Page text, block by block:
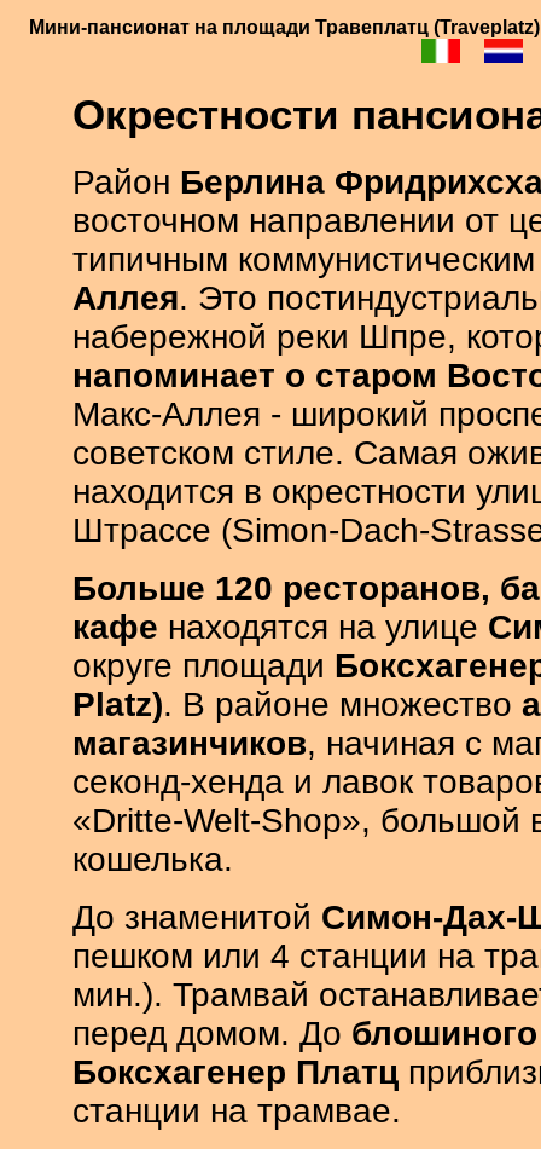
Мини-пансионат на площади Травеплатц
Окрестности
Район Берлина
восточном направлении от
типичным
Аллея. Это
набережной реки Шпре,
напоминает о старом
Макс-Аллея - широкий
советском стиле. Самая
находится в окрестности
Штрассе (Simon-Dach-
Больше 120 ресторанов,
кафе находятся на улице
округе площади
Platz). В районе множество
магазинчиков, начиная с
секонд-хенда и лавок
«Dritte-Welt-Shop», большой
кошелька.
До знаменитой Симон-Дах-
пешком или 4 станции на
мин.). Трамвай
перед домом. До
Боксхагенер Платц
станции на трамвае.